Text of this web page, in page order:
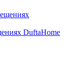
DuftaHome